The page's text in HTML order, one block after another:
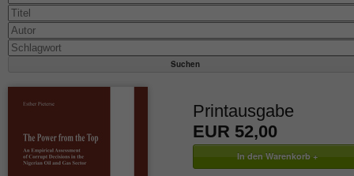
Printausgabe
EUR 52,00